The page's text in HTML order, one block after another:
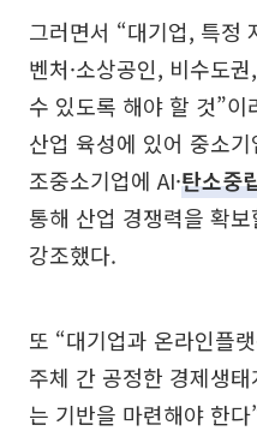
그러면서 “대기업, 특정
벤처·소상공인, 비수도
수 있도록 해야 할 것”
산업 육성에 있어 중소
조중소기업에 AI·탄소중
통해 산업 경쟁력을 확
강조했다.
또 “대기업과 온라인플
주체 간 공정한 경제생
는 기반을 마련해야 한